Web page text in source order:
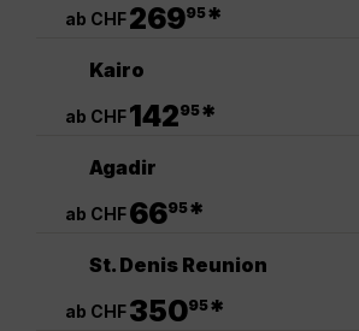
ab CHF26995*
Kairo
ab CHF14295*
Agadir
ab CHF6695*
St. Denis Reunion
ab CHF35095*